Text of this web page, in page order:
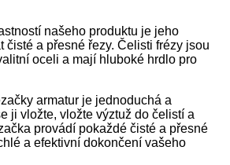
našeho produktu je jeho
čisté a přesné řezy. Čelisti frézy jsou
oceli a mají hluboké hrdlo pro
armatur je jednoduchá a
ji vložte, vložte výztuž do čelistí a
provádí pokaždé čisté a přesné
a efektivní dokončení vašeho